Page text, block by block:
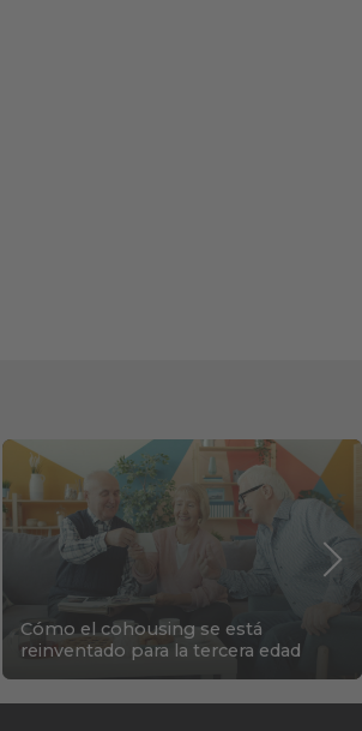
Cómo el cohousing se está
reinventado para la tercera edad